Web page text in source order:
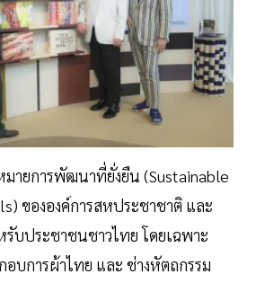
ายการพัฒนาที่ยั่งยืน (Sustainable
ขององค์การสหประชาชาติ และ
บประชาชนชาวไทย โดยเฉพาะ
อบการผ้าไทย และ ช่างหัตถกรรม